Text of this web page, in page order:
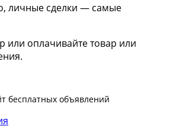
личные сделки — самые
или оплачивайте товар или
бесплатных объявлений